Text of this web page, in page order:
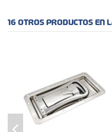
16 OTROS PRODUCTOS EN